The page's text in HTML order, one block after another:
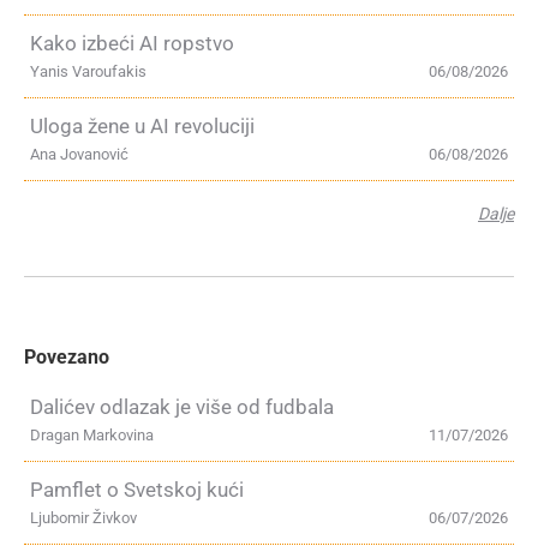
Kako izbeći AI ropstvo
06/08/2026
Yanis Varoufakis
Uloga žene u AI revoluciji
06/08/2026
Ana Jovanović
Dalje
Povezano
Dalićev odlazak je više od fudbala
11/07/2026
Dragan Markovina
Pamflet o Svetskoj kući
06/07/2026
Ljubomir Živkov